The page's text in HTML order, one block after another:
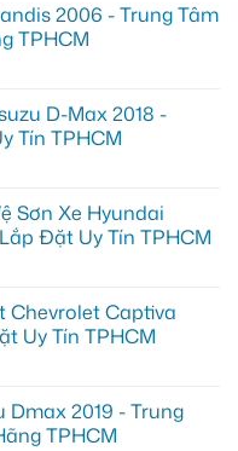
2006 - Trung Tâm
TPHCM
D-Max 2018 -
Tín TPHCM
Sơn Xe Hyundai
Đặt Uy Tín TPHCM
Chevrolet Captiva
Uy Tín TPHCM
2019 - Trung
TPHCM